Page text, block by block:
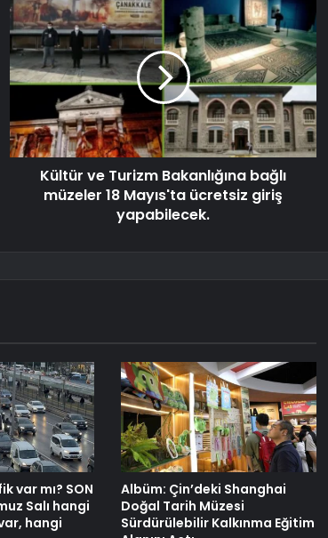
Kültür ve Turizm Bakanlığına bağlı
müzeler 18 Mayıs'ta ücretsiz giriş
yapabilecek.
var mı? SON
Salı hangi
hangi
Albüm: Çin’deki Shanghai
Doğal Tarih Müzesi
Sürdürülebilir Kalkınma Eğitim